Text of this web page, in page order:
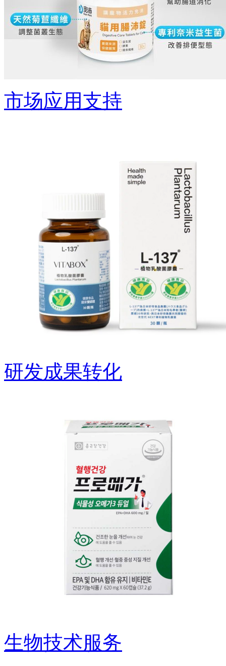
市场应用支持
研发成果转化
生物技术服务